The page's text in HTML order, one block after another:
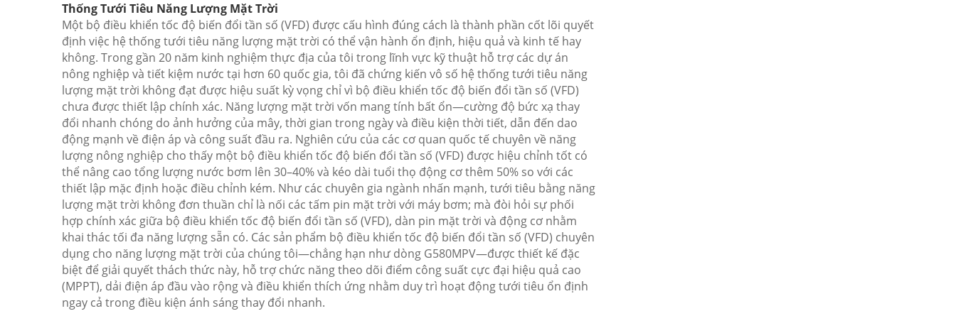
Thống Tưới Tiêu Năng Lượng Mặt Trời
Một bộ điều khiển tốc độ biến đổi tần số (VFD) được cấu hình đúng cách là thành phần cốt lõi quyết
định việc hệ thống tưới tiêu năng lượng mặt trời có thể vận hành ổn định, hiệu quả và kinh tế hay
không. Trong gần 20 năm kinh nghiệm thực địa của tôi trong lĩnh vực kỹ thuật hỗ trợ các dự án
nông nghiệp và tiết kiệm nước tại hơn 60 quốc gia, tôi đã chứng kiến vô số hệ thống tưới tiêu năng
lượng mặt trời không đạt được hiệu suất kỳ vọng chỉ vì bộ điều khiển tốc độ biến đổi tần số (VFD)
chưa được thiết lập chính xác. Năng lượng mặt trời vốn mang tính bất ổn—cường độ bức xạ thay
đổi nhanh chóng do ảnh hưởng của mây, thời gian trong ngày và điều kiện thời tiết, dẫn đến dao
động mạnh về điện áp và công suất đầu ra. Nghiên cứu của các cơ quan quốc tế chuyên về năng
lượng nông nghiệp cho thấy một bộ điều khiển tốc độ biến đổi tần số (VFD) được hiệu chỉnh tốt có
thể nâng cao tổng lượng nước bơm lên 30–40% và kéo dài tuổi thọ động cơ thêm 50% so với các
thiết lập mặc định hoặc điều chỉnh kém. Như các chuyên gia ngành nhấn mạnh, tưới tiêu bằng năng
lượng mặt trời không đơn thuần chỉ là nối các tấm pin mặt trời với máy bơm; mà đòi hỏi sự phối
hợp chính xác giữa bộ điều khiển tốc độ biến đổi tần số (VFD), dàn pin mặt trời và động cơ nhằm
khai thác tối đa năng lượng sẵn có. Các sản phẩm bộ điều khiển tốc độ biến đổi tần số (VFD) chuyên
dụng cho năng lượng mặt trời của chúng tôi—chẳng hạn như dòng G580MPV—được thiết kế đặc
biệt để giải quyết thách thức này, hỗ trợ chức năng theo dõi điểm công suất cực đại hiệu quả cao
(MPPT), dải điện áp đầu vào rộng và điều khiển thích ứng nhằm duy trì hoạt động tưới tiêu ổn định
ngay cả trong điều kiện ánh sáng thay đổi nhanh.